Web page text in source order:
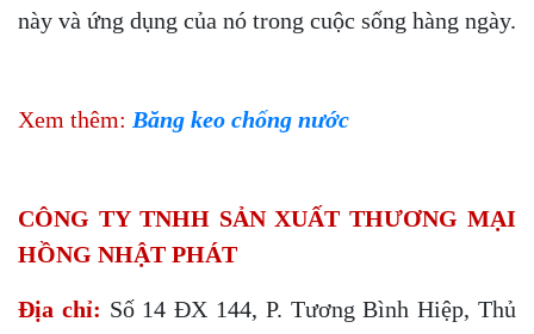
này và ứng dụng của nó trong cuộc sống hàng ngày.
Xem thêm: Băng keo chống nước
CÔNG TY TNHH SẢN XUẤT THƯƠNG MẠI
HỒNG NHẬT PHÁT
Địa chỉ: Số 14 ĐX 144, P. Tương Bình Hiệp, Thủ